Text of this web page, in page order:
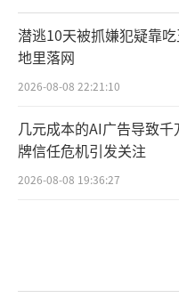
潜逃10天被抓嫌犯疑靠
地里落网
2026-08-08 22:21:10
几元成本的AI广告导致
牌信任危机引发关注
2026-08-08 19:36:27